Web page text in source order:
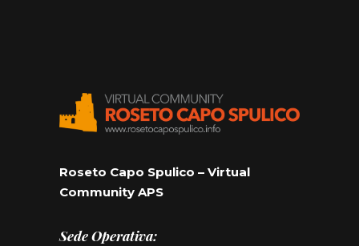
Roseto Capo Spulico – Virtual
Community APS
Sede Operativa: